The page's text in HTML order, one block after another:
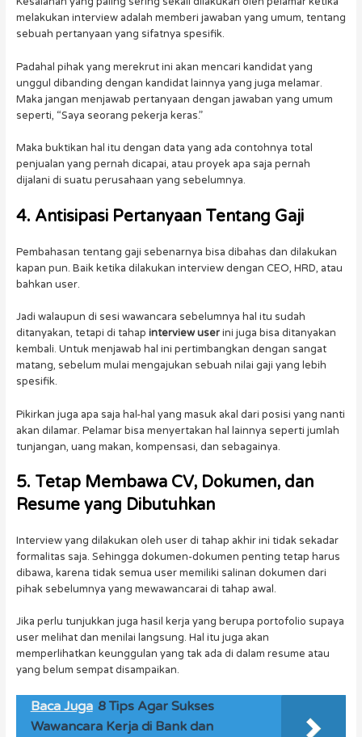
melakukan interview adalah memberi jawaban yang umum, tentang
sebuah pertanyaan yang sifatnya spesifik.
Padahal pihak yang merekrut ini akan mencari kandidat yang
unggul dibanding dengan kandidat lainnya yang juga melamar.
Maka jangan menjawab pertanyaan dengan jawaban yang umum
seperti, “Saya seorang pekerja keras.”
Maka buktikan hal itu dengan data yang ada contohnya total
penjualan yang pernah dicapai, atau proyek apa saja pernah
dijalani di suatu perusahaan yang sebelumnya.
4. Antisipasi Pertanyaan Tentang Gaji
Pembahasan tentang gaji sebenarnya bisa dibahas dan dilakukan
kapan pun. Baik ketika dilakukan interview dengan CEO, HRD, atau
bahkan user.
Jadi walaupun di sesi wawancara sebelumnya hal itu sudah
ditanyakan, tetapi di tahap interview userini juga bisa ditanyakan
kembali. Untuk menjawab hal ini pertimbangkan dengan sangat
matang, sebelum mulai mengajukan sebuah nilai gaji yang lebih
spesifik.
Pikirkan juga apa saja hal-hal yang masuk akal dari posisi yang nanti
akan dilamar. Pelamar bisa menyertakan hal lainnya seperti jumlah
tunjangan, uang makan, kompensasi, dan sebagainya.
5. Tetap Membawa CV, Dokumen, dan
Resume yang Dibutuhkan
Interview yang dilakukan oleh user di tahap akhir ini tidak sekadar
formalitas saja. Sehingga dokumen-dokumen penting tetap harus
dibawa, karena tidak semua user memiliki salinan dokumen dari
pihak sebelumnya yang mewawancarai di tahap awal.
Jika perlu tunjukkan juga hasil kerja yang berupa portofolio supaya
user melihat dan menilai langsung. Hal itu juga akan
memperlihatkan keunggulan yang tak ada di dalam resume atau
yang belum sempat disampaikan.
Baca Juga 8 Tips Agar Sukses
Wawancara Kerja di Bank dan